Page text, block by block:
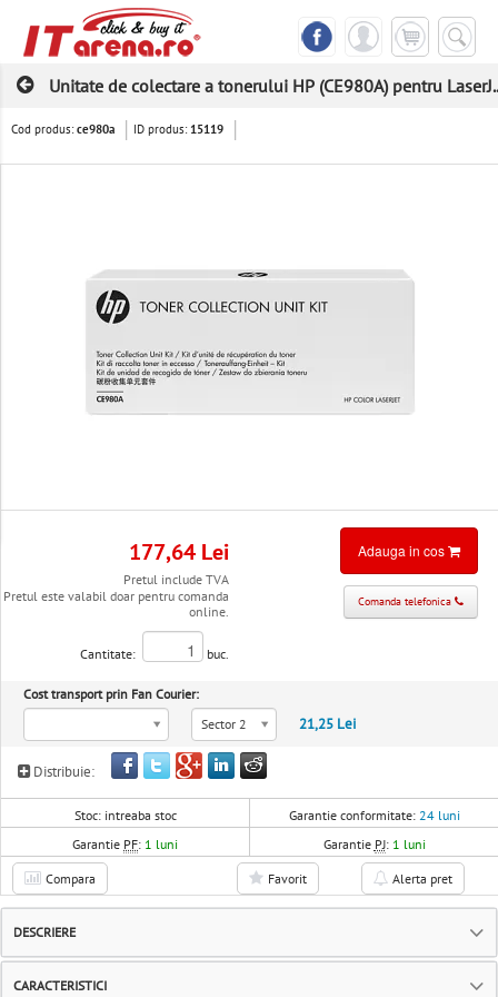
Unitate de colectare a tonerului HP (CE980A) pentru
Cod produs:ce980a ID produs: 15119
177,64 Lei
Pretul include TVA
Pretul este valabil doar pentru comanda
online.
Cantitate: buc.
Adauga in cos
Comanda telefonica
Cost transport prin Fan Courier:
Sector 2
21,25 Lei
Distribuie:
Stoc: intreaba stoc Garantie conformitate: 24 luni
Garantie PF: 1 luni Garantie PJ: 1 luni
Compara Favorit Alerta pret
DESCRIERE
CARACTERISTICI